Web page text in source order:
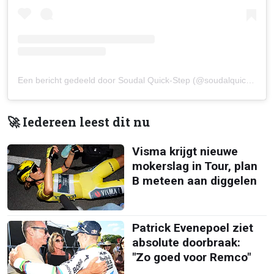
Een bericht gedeeld door Soudal Quick-Step (@soudalquickstepteam)
🚀 Iedereen leest dit nu
Visma krijgt nieuwe
mokerslag in Tour, plan
B meteen aan diggelen
Patrick Evenepoel ziet
absolute doorbraak:
"Zo goed voor Remco"